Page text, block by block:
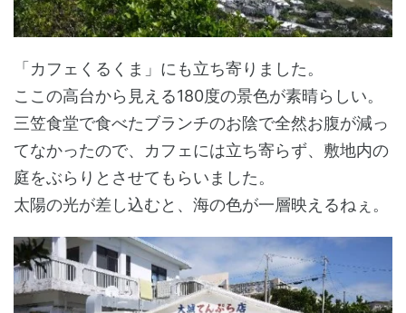
「カフェくるくま」にも立ち寄りました。
ここの高台から見える180度の景色が素晴らしい。
三笠食堂で食べたブランチのお陰で全然お腹が減っ
てなかったので、カフェには立ち寄らず、敷地内の
庭をぶらりとさせてもらいました。
太陽の光が差し込むと、海の色が一層映えるねぇ。